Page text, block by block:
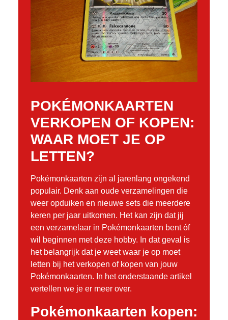
POKÉMONKAARTEN
VERKOPEN OF KOPEN:
WAAR MOET JE OP
LETTEN?
Pokémonkaarten zijn al jarenlang ongekend
populair. Denk aan oude verzamelingen die
weer opduiken en nieuwe sets die meerdere
keren per jaar uitkomen. Het kan zijn dat jij
een verzamelaar in Pokémonkaarten bent óf
wil beginnen met deze hobby. In dat geval is
het belangrijk dat je weet waar je op moet
letten bij het verkopen of kopen van jouw
Pokémonkaarten. In het onderstaande artikel
vertellen we je er meer over.
Pokémonkaarten kopen: